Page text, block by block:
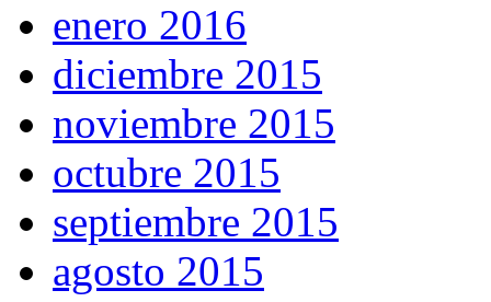
enero 2016
diciembre 2015
noviembre 2015
octubre 2015
septiembre 2015
agosto 2015